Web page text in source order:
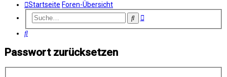
Startseite Foren-Übersicht
SucheErweiterte
Suche
Passwort zurücksetzen